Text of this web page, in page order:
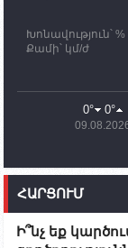
11:03
ՄԱԿ-ի
10:07
09:38
Խոնավություն՝ %
Քամի՝ կմ/ժ
0° 0°
ՀԱՐՑՈՒՄ
Ի՞նչ եք